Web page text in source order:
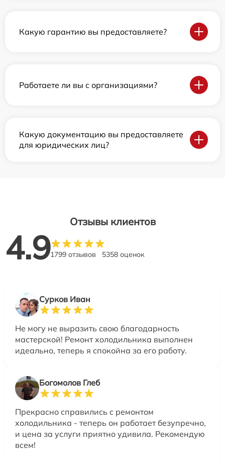
Какую гарантию вы предоставляете?
Работаете ли вы с организациями?
Какую документацию вы предоставляете
для юридических лиц?
Отзывы клиентов
4.91799 отзывов 5358 оценок
Сурков Иван
Не могу не выразить свою благодарность
мастерской! Ремонт холодильника выполнен
идеально, теперь я спокойна за его работу.
Богомолов Глеб
Прекрасно справились с ремонтом
холодильника - теперь он работает безупречно,
и цена за услуги приятно удивила. Рекомендую
всем!